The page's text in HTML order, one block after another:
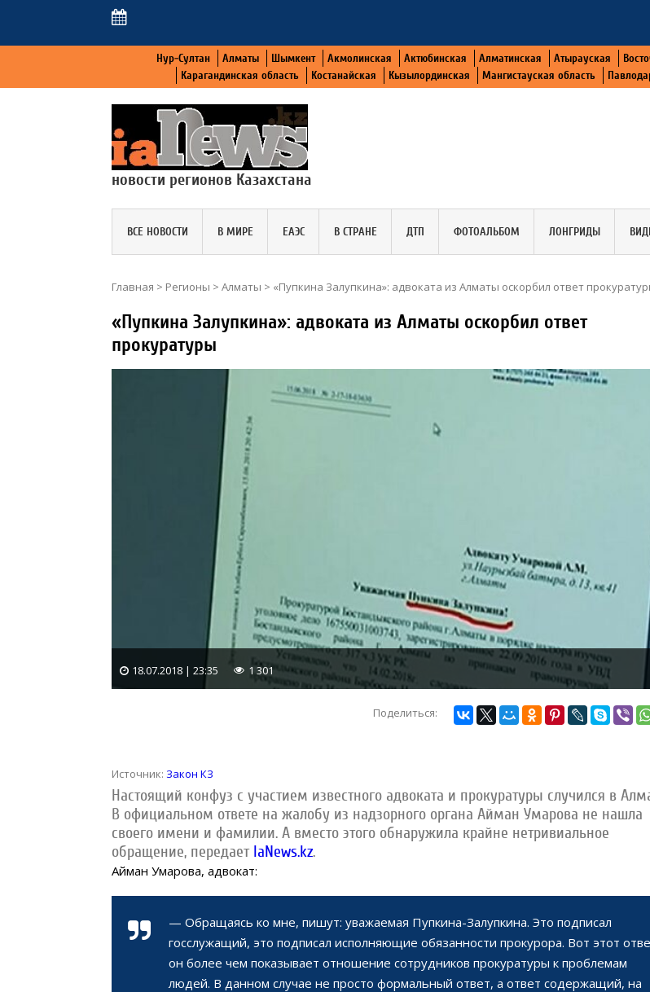
Нур-Султан Алматы Шымкент Акмолинская Актюбинская Алматинская Атырауская
Карагандинская область
Костанайская Кызылординская Мангистауская область
новости регионов Казахстана
ВСЕ НОВОСТИ В МИРЕ ЕАЭС В СТРАНЕ ДТП ФОТОАЛЬБОМ ЛОНГРИДЫ
Главная > Регионы > Алматы > «Пупкина Залупкина»: адвоката из Алматы оскорбил ответ
«Пупкина Залупкина»: адвоката из Алматы оскорбил ответ
прокуратуры
18.07.2018 | 23:35 1 301
Поделиться:
Источник: Закон КЗ
Настоящий конфуз с участием известного адвоката и прокуратуры случился в
В официальном ответе на жалобу из надзорного органа Айман Умарова не нашла
своего имени и фамилии. А вместо этого обнаружила крайне нетривиальное
обращение, передает IaNews.kz.
Айман Умарова, адвокат:
— Обращаясь ко мне, пишут: уважаемая Пупкина-Залупкина. Это подписал
госслужащий, это подписал исполняющие обязанности прокурора. Вот этот
он более чем показывает отношение сотрудников прокуратуры к проблемам
людей. В данном случае не просто формальный ответ, а ответ содержащий, на